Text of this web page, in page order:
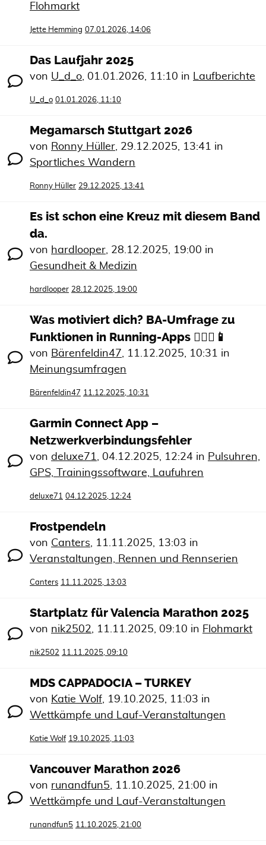
Flohmarkt
Jette Hemming 07.01.2026, 14:06
Das Laufjahr 2025
von U_d_o, 01.01.2026, 11:10 in Laufberichte
U_d_o 01.01.2026, 11:10
Megamarsch Stuttgart 2026
von Ronny Hüller, 29.12.2025, 13:41 in
Sportliches Wandern
Ronny Hüller 29.12.2025, 13:41
Es ist schon eine Kreuz mit diesem Band
da.
von hardlooper, 28.12.2025, 19:00 in
Gesundheit & Medizin
hardlooper 28.12.2025, 19:00
Was motiviert dich? BA-Umfrage zu
Funktionen in Running-Apps 🏃🏻‍♀️📱
von Bärenfeldin47, 11.12.2025, 10:31 in
Meinungsumfragen
Bärenfeldin47 11.12.2025, 10:31
Garmin Connect App –
Netzwerkverbindungsfehler
von deluxe71, 04.12.2025, 12:24 in Pulsuhren,
GPS, Trainingssoftware, Laufuhren
deluxe71 04.12.2025, 12:24
Frostpendeln
von Canters, 11.11.2025, 13:03 in
Veranstaltungen, Rennen und Rennserien
Canters 11.11.2025, 13:03
Startplatz für Valencia Marathon 2025
von nik2502, 11.11.2025, 09:10 in Flohmarkt
nik2502 11.11.2025, 09:10
MDS CAPPADOCIA – TURKEY
von Katie Wolf, 19.10.2025, 11:03 in
Wettkämpfe und Lauf-Veranstaltungen
Katie Wolf 19.10.2025, 11:03
Vancouver Marathon 2026
von runandfun5, 11.10.2025, 21:00 in
Wettkämpfe und Lauf-Veranstaltungen
runandfun5 11.10.2025, 21:00